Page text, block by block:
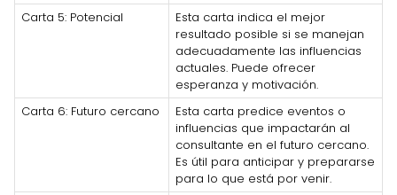
Carta 5: Potencial
Esta carta indica el mejor
resultado posible si se manejan
adecuadamente las influencias
actuales. Puede ofrecer
esperanza y motivación.
Carta 6: Futuro cercano
Esta carta predice eventos o
influencias que impactarán al
consultante en el futuro cercano.
Es útil para anticipar y prepararse
para lo que está por venir.